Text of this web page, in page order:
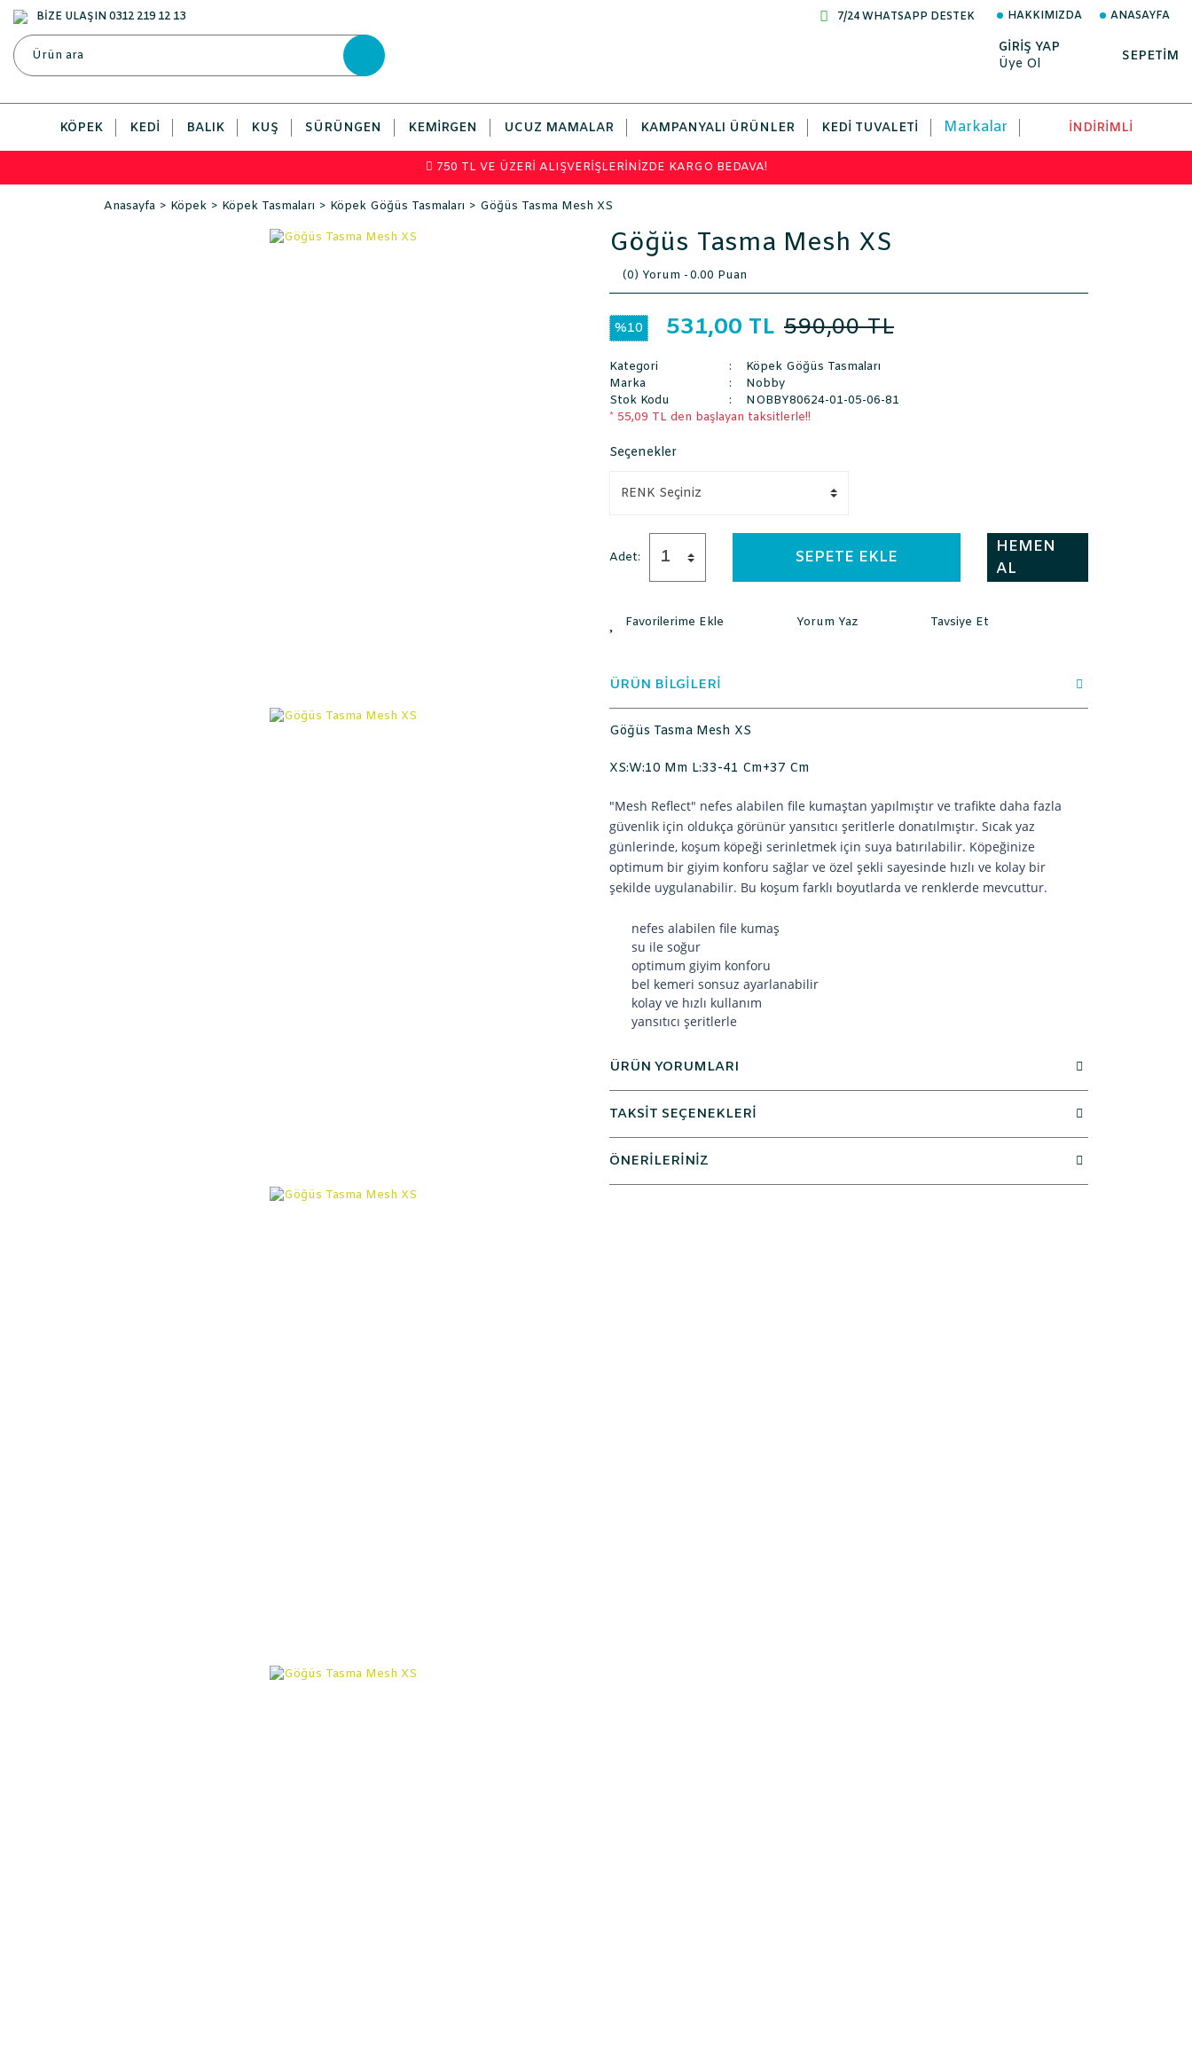
BİZE ULAŞIN 0312 219 12 13 7/24 WHATSAPP DESTEK HAKKIMIZDA ANASAYFA
GİRİŞ YAP
Üye Ol
SEPETİM
KÖPEK KEDI BALIK KUŞ SÜRÜNGEN KEMIRGEN UCUZ MAMALAR KAMPANYALI ÜRÜNLER KEDI TUVALETI Markalar İNDİRİMLİ
750 TL VE ÜZERİ ALIŞVERİŞLERİNİZDE KARGO BEDAVA!
Anasayfa Köpek Köpek Tasmaları Köpek Göğüs Tasmaları Göğüs Tasma Mesh XS
Göğüs Tasma Mesh XS
(0) Yorum -0.00 Puan
%10 531,00 TL 590,00 TL
Kategori
Köpek Göğüs Tasmaları
Marka
Nobby
Stok Kodu
NOBBY80624-01-05-06-81
* 55,09 TL den başlayan taksitlerle!!
Seçenekler
Adet: SEPETE EKLE
HEMEN
AL
Yorum Yaz Tavsiye Et
ÜRÜN BİLGİLERİ
Göğüs Tasma Mesh XS
XS:W:10 Mm L:33-41 Cm+37 Cm
"Mesh Reflect" nefes alabilen file kumaştan yapılmıştır ve trafikte daha fazla
güvenlik için oldukça görünür yansıtıcı şeritlerle donatılmıştır. Sıcak yaz
günlerinde, koşum köpeği serinletmek için suya batırılabilir. Köpeğinize
optimum bir giyim konforu sağlar ve özel şekli sayesinde hızlı ve kolay bir
şekilde uygulanabilir. Bu koşum farklı boyutlarda ve renklerde mevcuttur.
nefes alabilen file kumaş
su ile soğur
optimum giyim konforu
bel kemeri sonsuz ayarlanabilir
kolay ve hızlı kullanım
yansıtıcı şeritlerle
ÜRÜN YORUMLARI
TAKSİT SEÇENEKLERİ
ÖNERİLERİNİZ